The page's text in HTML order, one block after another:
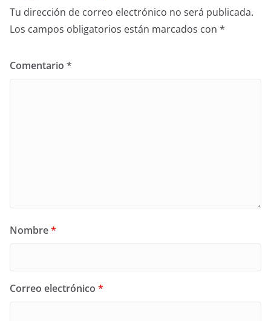
Tu dirección de correo electrónico no será publicada.
Los campos obligatorios están marcados con *
Comentario *
Nombre*
Correo electrónico *